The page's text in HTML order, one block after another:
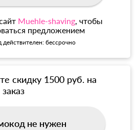
Muehle-shaving, чтобы
предложением
бессрочно
скидку 1500 руб. на
не нужен